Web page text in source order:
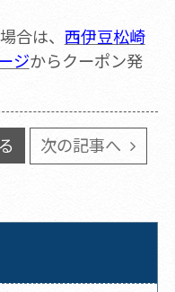
合は、 西伊豆松崎
ジからクーポン発
次の記事へ